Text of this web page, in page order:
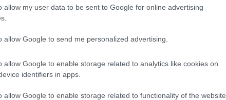
allow my user data to be sent to Google for online advertising
allow Google to send me personalized advertising.
allow Google to enable storage related to analytics like cookies on
identifiers in apps.
allow Google to enable storage related to functionality of the website
Juin 2026
Newcastle
Mai 2026